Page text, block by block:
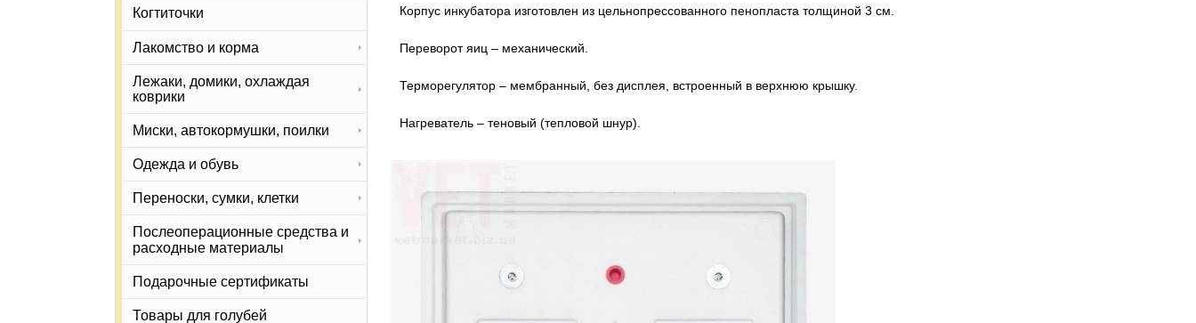
Корпус инкубатора изготовлен из цельнопрессованного пенопласта толщиной 3 см.
Переворот яиц – механический.
Терморегулятор – мембранный, без дисплея, встроенный в верхнюю крышку.
Нагреватель – теновый (тепловой шнур).
Когтиточки
Лакомство и корма
Лежаки, домики, охлаждая
коврики
Миски, автокормушки, поилки
Одежда и обувь
Переноски, сумки, клетки
Послеоперационные средства и
расходные материалы
Подарочные сертификаты
Товары для голубей